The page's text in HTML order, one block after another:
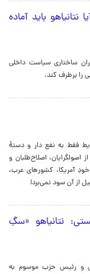
باید آماده
ساختاری سیاست داخلی
را برطرف کند.
فقط به نفع دار و دستهٔ
اصلاح‌طلبان و
آمریکا، کشورهای عرب،
از آن سود نمی‌برد!
نتانیاهو «سگِ
و رئیس حزب موسوم به